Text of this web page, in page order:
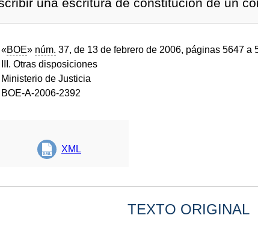
«BOE» núm. 37, de 13 de febrero de 2006, páginas 5647 a
III. Otras disposiciones
Ministerio de Justicia
BOE-A-2006-2392
XML
TEXTO ORIGINAL